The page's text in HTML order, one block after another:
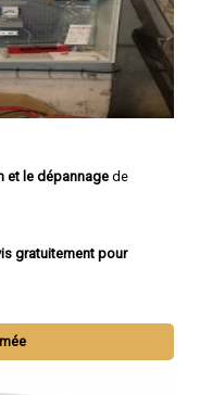
et le dépannage de
gratuitement pour